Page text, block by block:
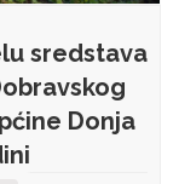
sredstava
Donja